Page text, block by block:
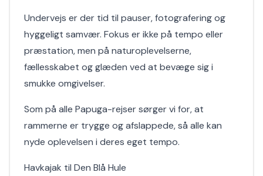
Undervejs er der tid til pauser, fotografering og
hyggeligt samvær. Fokus er ikke på tempo eller
præstation, men på naturoplevelserne,
fællesskabet og glæden ved at bevæge sig i
smukke omgivelser.
Som på alle Papuga-rejser sørger vi for, at
rammerne er trygge og afslappede, så alle kan
nyde oplevelsen i deres eget tempo.
Havkajak til Den Blå Hule